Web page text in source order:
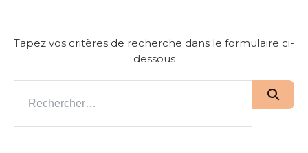
Tapez vos critères de recherche dans le formulaire ci-
dessous